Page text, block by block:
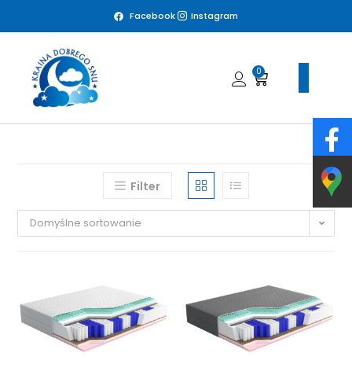
Facebook Instagram
0
Filter
Domyślne sortowanie